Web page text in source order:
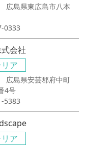
島県東広島市八本
0333
会社
ア
広島県安芸郡府中町
4号
5383
ア